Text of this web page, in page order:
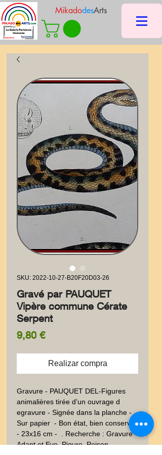
MikadodesArts
SKU: 2022-10-27-B20F20D03-26
Gravé par PAUQUET
Vipère commune Cérate
Serpent
9,80 €Precio
Realizar compra
Gravure - PAUQUET DEL-Figures
animalières tirée d'un ouvrage d
egravure - Signée dans la planche -
Sur papier  - Bon état, bien conservé
- 23x16 cm -  . Recherche : Gravure -
Adant et Eve, Piqure, Poison -